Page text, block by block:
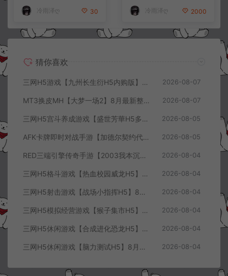
+视频教程
冷雨泽ღ 30
+详细搭建教程+视频教程
冷雨泽ღ 2000
猜你喜欢
三网H5游戏【九州长生衍H5内购版】8月最新整理Linux手工服务端+管理后台+GM授权后台+简易安卓客户端+详细搭建教程+视频教程 2026-08-07
MT3换皮MH【大梦一场2】8月最新整理Linux手工服务端+源码+管理后台+安卓苹果双端+详细搭建教程+视频教程 2026-08-07
三网H5宫斗养成游戏【盛世芳華H5多区跨服代金券内购优化版】8月最新整理Linux手工服务端+CDK授权后台+全资源安卓+详细搭建教程+视频教程 2026-08-05
AFK卡牌即时对战手游【加德尔契约代金券内购修复版】8月最新整理Linux手工服务端+前后端全套源码+CDK授权后台+安卓苹果双端+详细搭建教程+视频教程 2026-08-05
RED三端引擎传奇手游【2003我本沉默三职业】8月最新整理Win一键服务端+PC安卓+详细搭建教程 2026-08-04
三网H5格斗游戏【热血校园威龙H5】8月最新整理Linux手工服务端+Win一键服务端+解压即玩+简易安卓客户端+详细搭建教程 2026-08-04
三网H5射击游戏【战场小指挥H5】8月最新整理Linux手工服务端+Win一键服务端+解压即玩+简易安卓客户端+详细搭建教程 2026-08-04
三网H5模拟经营游戏【猴子集市H5】8月最新整理Linux手工服务端+Win一键服务端+解压即玩+简易安卓客户端+详细搭建教程 2026-08-04
三网H5休闲游戏【合成进化恐龙H5】8月最新整理Linux手工服务端+Win一键服务端+解压即玩+简易安卓客户端+详细搭建教程 2026-08-04
三网H5休闲游戏【脑力测试H5】8月最新整理Linux手工服务端+Win一键服务端+解压即玩+简易安卓客户端+详细搭建教程 2026-08-04